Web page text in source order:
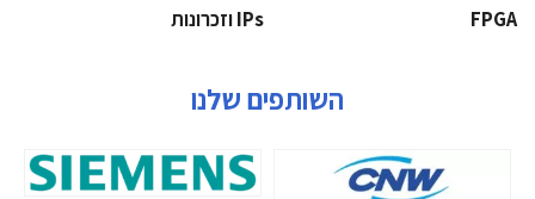
‫‪FPGA‬‬
השותפים שלנו